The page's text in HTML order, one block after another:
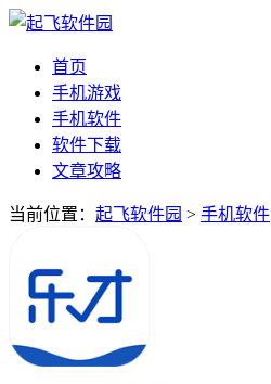
首页
手机游戏
手机软件
软件下载
文章攻略
当前位置： 起飞软件园 > 手机软件